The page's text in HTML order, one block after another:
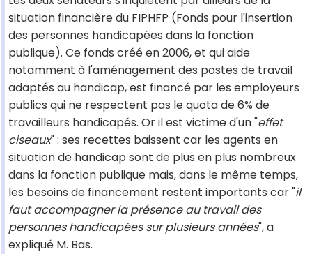
situation financière du FIPHFP (Fonds pour l'insertion
des personnes handicapées dans la fonction
publique). Ce fonds créé en 2006, et qui aide
notamment à l'aménagement des postes de travail
adaptés au handicap, est financé par les employeurs
publics qui ne respectent pas le quota de 6% de
travailleurs handicapés. Or il est victime d'un "effet
ciseaux" : ses recettes baissent car les agents en
situation de handicap sont de plus en plus nombreux
dans la fonction publique mais, dans le même temps,
les besoins de financement restent importants car "il
faut accompagner la présence au travail des
personnes handicapées sur plusieurs années", a
expliqué M. Bas.